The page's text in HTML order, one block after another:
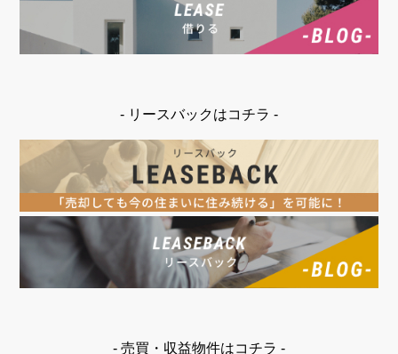
- リースバックはコチラ -
- 売買・収益物件はコチラ -